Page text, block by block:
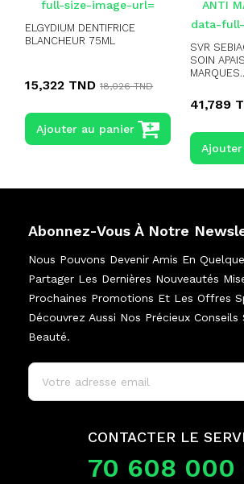
ELGYDIUM DENTIFRICE
BLANCHEUR 75ML
15,322 TND 18,026 TND
Ajouter au panier
SVR
SOIN
41,789
Abonnez-Vous À Notre
Nous Pouvons Devenir Amis En
Partager Les Dernières Nouveautés
Prochaines Promotions Et Les Offres
Découvrez Aussi Nos Précieux Conseils
Beauté.
CONTACTER LE
70 608 000